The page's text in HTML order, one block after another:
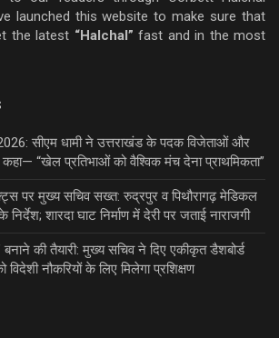
launched this website to make sure that
the latest “Halchal” fast and in the most
सीएम धामी ने उत्तराखंड के पदक विजेताओं और
कहा— “खेल प्रतिभाओं को वैश्विक मंच देना प्राथमिकता”
पर मुख्य सचिव सख्त: रुद्रपुर व पिथौरागढ़ मेडिकल
शारदा घाट निर्माण में देरी पर जताई नाराजगी
बनाने की तैयारी: मुख्य सचिव ने दिए एकीकृत डैशबोर्ड
नौकरियों के लिए मिलेगा प्रशिक्षण